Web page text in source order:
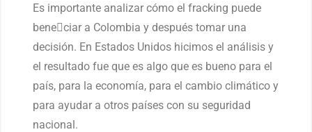
Es importante analizar cómo el fracking puede
bene􀀁ciar a Colombia y después tomar una
decisión. En Estados Unidos hicimos el análisis y
el resultado fue que es algo que es bueno para el
país, para la economía, para el cambio climático y
para ayudar a otros países con su seguridad
nacional.